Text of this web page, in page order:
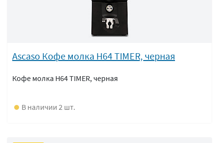
Ascaso Кофе молка H64 TIMER, черная
Кофе молка H64 TIMER, черная
В наличии 2 шт.